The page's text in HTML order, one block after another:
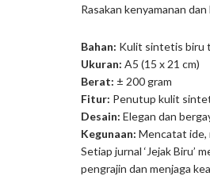
Rasakan kenyamanan
Bahan: Kulit sintetis biru
Ukuran: A5 (15 x 21 cm)
Berat: ± 200 gram
Fitur: Penutup kulit
Desain: Elegan dan
Kegunaan: Mencatat ide,
Setiap jurnal ‘Jejak Biru’
pengrajin dan menjaga